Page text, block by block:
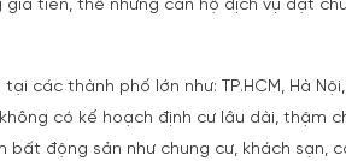
giá tiền, thế nhưng căn hộ dịch vụ đạt
các thành phố lớn như: TP.HCM, Hà
có kế hoạch định cư lâu dài, thậm
động sản như chung cư, khách sạn,